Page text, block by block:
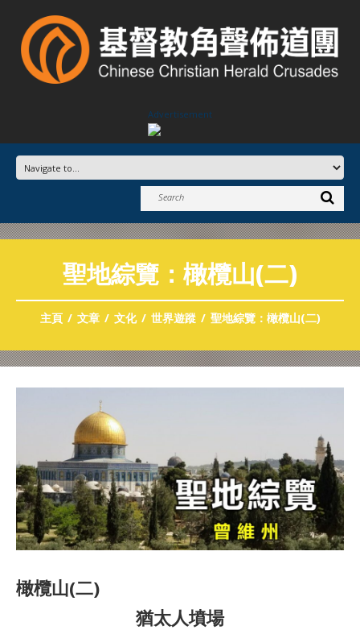
Advertisement
聖地綜覽：橄欖山(二)
主頁 文章 文化 世界遊蹤 聖地綜覽：橄欖山(二)
橄欖山(二)
猶太人墳場